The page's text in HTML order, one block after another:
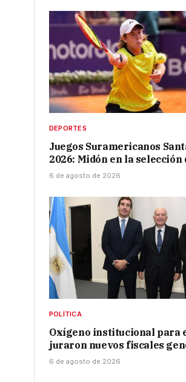
DEPORTES
Juegos Suramericanos
2026: Midón en la selección
6 de agosto de 2026
POLÍTICA
Oxígeno institucional para
juraron nuevos fiscales
6 de agosto de 2026